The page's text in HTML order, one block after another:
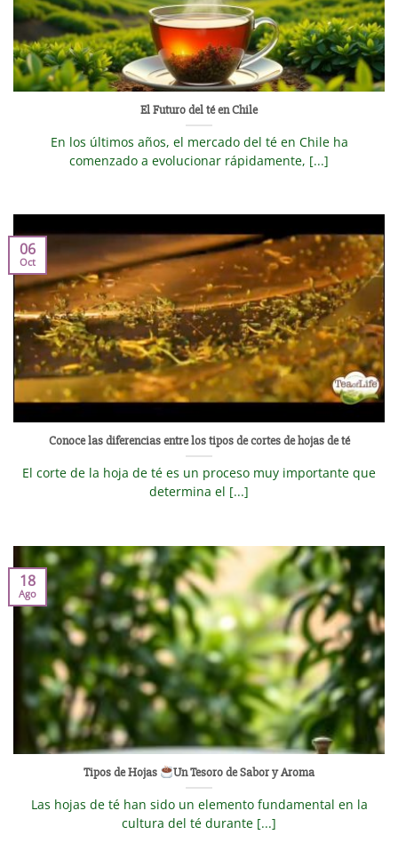
El Futuro del té en Chile
En los últimos años, el mercado del té en Chile ha
comenzado a evolucionar rápidamente, [...]
Conoce las diferencias entre los tipos de cortes de hojas de té
El corte de la hoja de té es un proceso muy importante que
determina el [...]
06
Oct
Tipos de Hojas Un Tesoro de Sabor y Aroma
Las hojas de té han sido un elemento fundamental en la
cultura del té durante [...]
18
Ago